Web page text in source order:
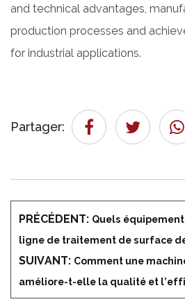
and technical advantages,
production processes and
for industrial applications.
Partager:
PRÉCÉDENT: Quels
ligne de traitement de surface
SUIVANT: Comment une
améliore-t-elle la qualité et